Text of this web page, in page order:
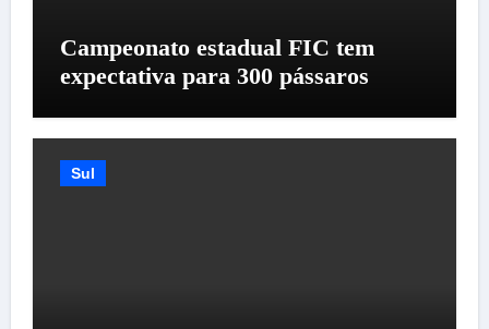
Campeonato estadual FIC tem
expectativa para 300 pássaros
Sul